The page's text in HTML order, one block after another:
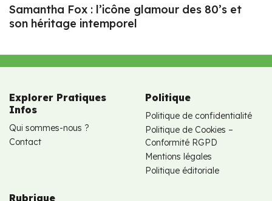
Samantha Fox : l’icône glamour des 80’s et
son héritage intemporel
Explorer Pratiques
Infos
Qui sommes-nous ?
Contact
Politique
Politique de confidentialité
Politique de Cookies –
Conformité RGPD
Mentions légales
Politique éditoriale
Rubrique